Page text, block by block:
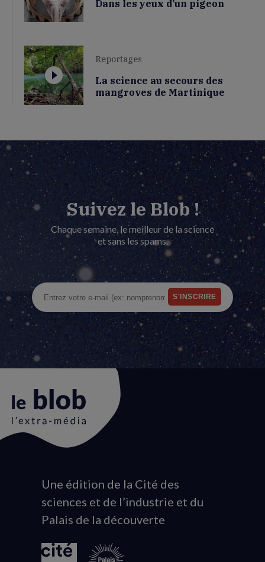
Dans les yeux d’un pigeon
Reportages
La science au secours des
mangroves de Martinique
Suivez le Blob !
Chaque semaine, le meilleur de la science
et sans les spams.
Animation
du
logo
Une édition de la Cité des
sciences et de l’industrie et du
Palais de la découverte